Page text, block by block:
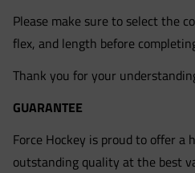
Please make sure to select the
flex, and length before
Thank you for your
GUARANTEE
Force Hockey is proud to offer
outstanding quality at the best